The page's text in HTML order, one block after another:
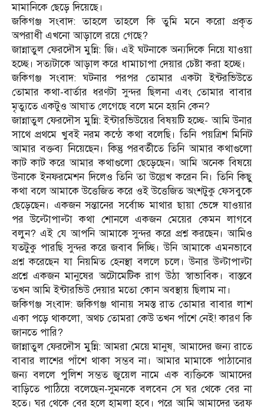
মামানিকে ছেড়ে দিয়েছে।
জকিগঞ্জ সংবাদ: তাহলে তাহলে কি তুমি মনে করো প্রকৃত
অপরাধী এখনো আড়ালে রয়ে গেছে?
জান্নাতুল ফেরদৌস মুন্নি: জি। এই ঘটনাকে অন্যদিকে নিয়ে যাওয়া
হচ্ছে। সত্যটাকে আড়াল করে ধামাচাপা দেয়ার চেষ্টা করা হচ্ছে।
জকিগঞ্জ সংবাদ: ঘটনার পরপর তোমার একটা ইন্টরভিউতে
তোমার কথা-বার্তার ধরণটা সুন্দর ছিলনা এবং তোমার বাবার
মৃত্যুতে একটুও আঘাত লেগেছে বলে মনে হয়নি কেন?
জান্নাতুল ফেরদৌস মুন্নি: ইন্টারভিউয়ের বিষয়টি হচ্ছে- আমি উনার
সাথে প্রথমে খুবই নরম কন্ঠে কথা বলেছি। তিনি পয়ত্রিশ মিনিট
আমার বক্তব্য নিয়েছেন। কিন্তু পরবর্তীতে তিনি আমার কথাগুলো
কাট কাট করে আমার কথাগুলো ছেড়েছেন। আমি অনেক বিষয়ে
উনাকে ইনফরমেশন দিলেও তিনি তা উল্লেখ করেন নি। তিনি কিছু
কথা বলে আমাকে উত্তেজিত করে ওই উত্তেজিত অংশটুকু ফেসবুকে
ছেড়েছেন। একজন সন্তানের সর্বোচ্চ মাথার ছায়া ভেঙ্গে যাওয়ার
পর উল্টোপাল্টা কথা শোনলে একজন মেয়ের কেমন লাগবে
বলুন? এই যে আপনি আমাকে সুন্দর করে প্রশ্ন করছেন। আমিও
যতটুকু পারছি সুন্দর করে জবাব দিচ্ছি। উনি আমাকে এমনভাবে
প্রশ্ন করেছেন যা নিয়মিত হেনস্থা বললে চলে। উনার উল্টাপাল্টা
প্রশ্নে একজন মানুষের অটোমেটিক রাগ উঠা স্বাভাবিক। বাস্তবে
তখন আমি ইন্টারভিউ দেয়ার মতো কোন অবস্থায় ছিলাম না।
জকিগঞ্জ সংবাদ: জকিগঞ্জ থানায় সমস্ত রাত তোমার বাবার লাশ
একা পড়ে থাকলো, অথচ তোমরা কেউ তখন পাঁশে নেই! কারণ কি
জানতে পারি?
জান্নাতুল ফেরদৌস মুন্নি: আমরা মেয়ে মানুষ, আমাদের জন্য রাতে
বাবার লাশের পাঁশে থাকা সম্ভব না। আমার মামাকে পাঠানোর
জন্য বললে পুলিশ সম্ভত জুয়েল নামে এক ব্যক্তিকে আমাদের
বাড়িতে পাঠিয়ে বলেছেন-সুমনকে বলবেন সে ঘর থেকে বের না
হতে। ঘর থেকে বের হলে হামলা হবে। পরে আমি আমাদের তরফ